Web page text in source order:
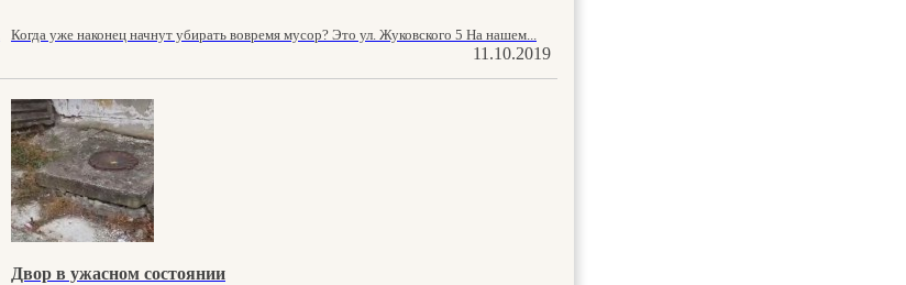
Когда уже наконец начнут убирать вовремя мусор? Это ул. Жуковского 5 На нашем...
11.10.2019
Двор в ужасном состоянии